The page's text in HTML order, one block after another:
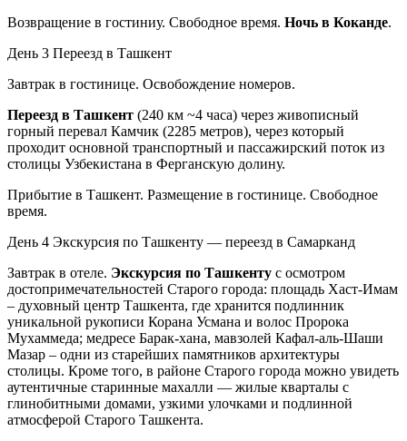
Возвращение в гостиниу. Свободное время. Ночь в Коканде.
День 3 Переезд в Ташкент
Завтрак в гостинице. Освобождение номеров.
Переезд в Ташкент (240 км ~4 часа) через живописный
горный перевал Камчик (2285 метров), через который
проходит основной транспортный и пассажирский поток из
столицы Узбекистана в Ферганскую долину.
Прибытие в Ташкент. Размещение в гостинице. Свободное
время.
День 4 Экскурсия по Ташкенту — переезд в Самарканд
Завтрак в отеле. Экскурсия по Ташкенту с осмотром
достопримечательностей Старого города: площадь Хаст-Имам
– духовный центр Ташкента, где хранится подлинник
уникальной рукописи Корана Усмана и волос Пророка
Мухаммеда; медресе Барак-хана, мавзолей Кафал-аль-Шаши
Мазар – одни из старейших памятников архитектуры
столицы. Кроме того, в районе Старого города можно увидеть
аутентичные старинные махалли — жилые кварталы с
глинобитными домами, узкими улочками и подлинной
атмосферой Старого Ташкента.